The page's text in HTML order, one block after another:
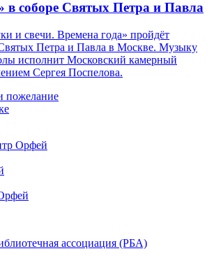
в соборе Святых Петра и Павла
и свечи. Времена года» пройдёт
Святых Петра и Павла в Москве. Музыку
исполнит Московский камерный
Сергея Поспелова.
пожелание
Орфей
ассоциация (РБА)